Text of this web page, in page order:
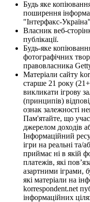
Будь яке
поширення
"Інтерфакс-
Власник веб-
публікації.
Будь-яке
фотографічних
правовласника
Матеріали сайту
старше 21 року
викликати ігрову
(принципів)
ознак залежності
Пам'ятайте, що
джерелом доходів
Інформаційний
ігри на реальні та/
приймає ні в якій
платежів, які
азартними іграми,
які матеріали на
korrespondent.net
інформаційних